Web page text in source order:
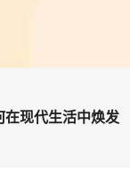
在现代生活中焕发